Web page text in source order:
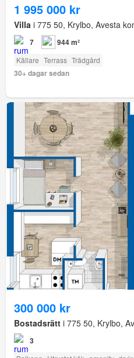
1 995 000 kr
Villa i 775 50, Krylbo, Avesta
7 944 m²
Källare Terrass Trädgård
30+ dagar sedan
300 000 kr
Bostadsrätt i 775 50, Krylbo,
3